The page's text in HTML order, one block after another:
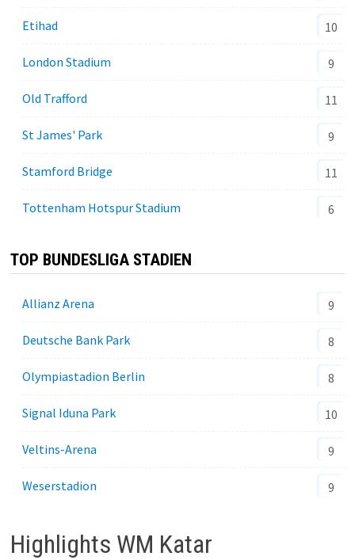
Etihad 10
London Stadium 9
Old Trafford 11
St James' Park 9
Stamford Bridge 11
Tottenham Hotspur Stadium 6
TOP BUNDESLIGA STADIEN
Allianz Arena 9
Deutsche Bank Park 8
Olympiastadion Berlin 8
Signal Iduna Park 10
Veltins-Arena 9
Weserstadion 9
Highlights WM Katar